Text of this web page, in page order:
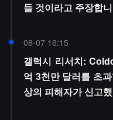
들 것이라고 주장합
08-07 16:15
갤럭시 리서치:
억 3천만 달러를 초
상의 피해자가 신고